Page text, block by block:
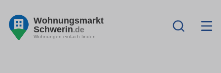
Wohnungsmarkt
Schwerin.de
Wohnungen einfach finden